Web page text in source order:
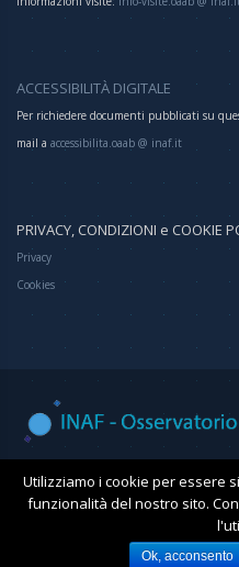
ACCESSIBILITÀ DIGITALE
Per richiedere documenti pubblicati su
mail a accessibilita.oaab @ inaf.it
PRIVACY, CONDIZIONI e COOKIE
Privacy
Cookies
Utilizziamo i cookie per essere
funzionalità del nostro sito.
Ok, acconsento